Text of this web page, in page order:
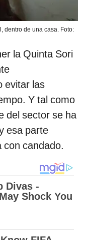
dentro de una casa. Foto:
la Quinta Sori
evitar las
Y tal como
del sector se ha
esa parte
con candado.